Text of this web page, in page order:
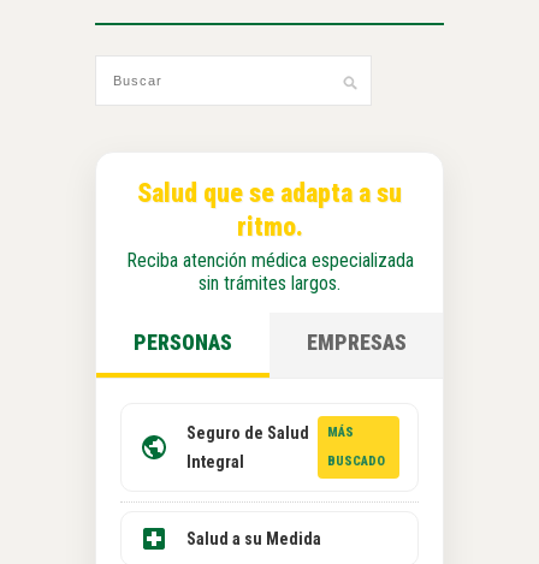
Salud que se adapta a su
ritmo.
Reciba atención médica especializada
sin trámites largos.
PERSONAS EMPRESAS
Seguro de Salud
Integral
MÁS
BUSCADO
Salud a su Medida